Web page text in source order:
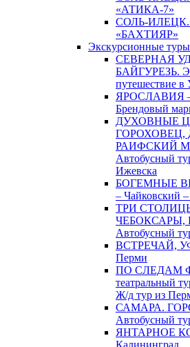
«АТИКА-7»
СОЛЬ-ИЛЕЦК.
«БАХТИЯР»
Экскурсионные
СЕВЕРНАЯ
БАЙГУРЕЗЬ.
путешествие
ЯРОСЛАВИЯ
Брендовый
ДУХОВНЫЕ
ГОРОХОВЕЦ,
РАИФСКИЙ
Автобусный
Ижевска
БОГЕМНЫЕ
– Чайковский
ТРИ
Автобусный
ВСТРЕЧАЙ,
Перми
ПО СЛЕДАМ
театральный
Ж/д тур из
САМАРА.
Автобусный
ЯНТАРНОЕ
Калининград